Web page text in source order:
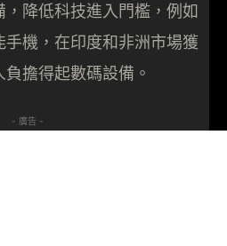
降低科技進入門檻，例如
機，在印度和非洲市場獲
擔得起數碼設備。
- 廣告 -